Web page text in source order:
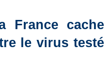
France cache
le virus testé